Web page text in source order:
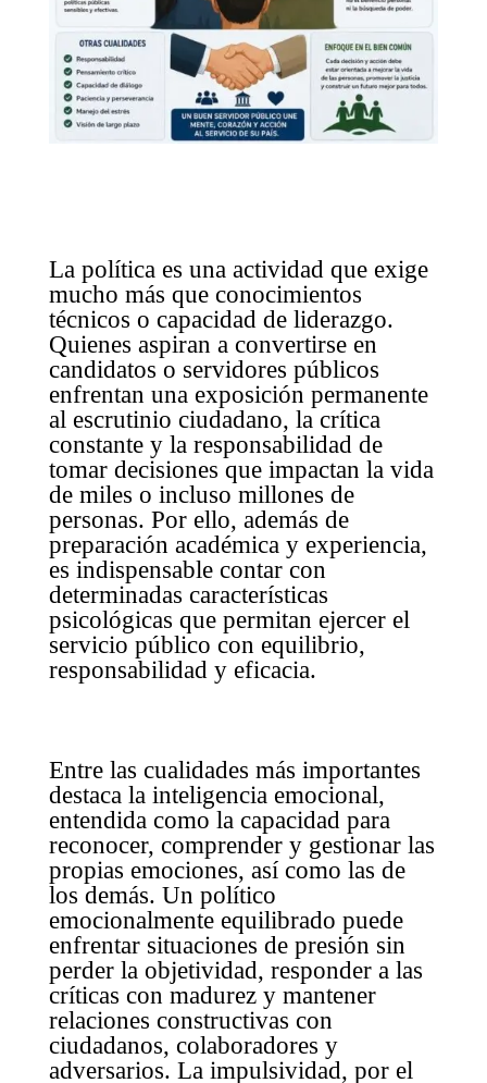
La política es una actividad que exige
mucho más que conocimientos
técnicos o capacidad de liderazgo.
Quienes aspiran a convertirse en
candidatos o servidores públicos
enfrentan una exposición permanente
al escrutinio ciudadano, la crítica
constante y la responsabilidad de
tomar decisiones que impactan la vida
de miles o incluso millones de
personas. Por ello, además de
preparación académica y experiencia,
es indispensable contar con
determinadas características
psicológicas que permitan ejercer el
servicio público con equilibrio,
responsabilidad y eficacia.
Entre las cualidades más importantes
destaca la inteligencia emocional,
entendida como la capacidad para
reconocer, comprender y gestionar las
propias emociones, así como las de
los demás. Un político
emocionalmente equilibrado puede
enfrentar situaciones de presión sin
perder la objetividad, responder a las
críticas con madurez y mantener
relaciones constructivas con
ciudadanos, colaboradores y
adversarios. La impulsividad, por el